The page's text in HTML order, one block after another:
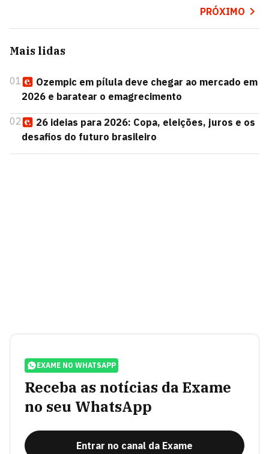
PRÓXIMO
Mais lidas
01
Ozempic em pílula deve chegar ao mercado em
2026 e baratear o emagrecimento
02
26 ideias para 2026: Copa, eleições, juros e os
desafios do futuro brasileiro
EXAME NO WHATSAPP
Receba as notícias da Exame
no seu WhatsApp
Entrar no canal da Exame